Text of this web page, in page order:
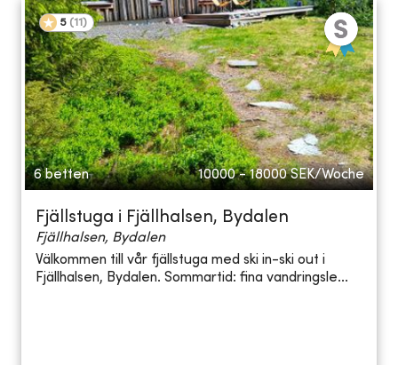
5 (11 )
6 betten 10000 - 18000 SEK/Woche
Fjällstuga i Fjällhalsen, Bydalen
Fjällhalsen, Bydalen
Välkommen till vår fjällstuga med ski in-ski out i
Fjällhalsen, Bydalen. Sommartid: fina vandringsle...